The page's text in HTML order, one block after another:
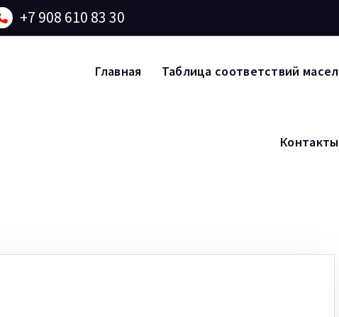
+7 908 610 83 30
Главная Таблица соответствий масел
Контакты